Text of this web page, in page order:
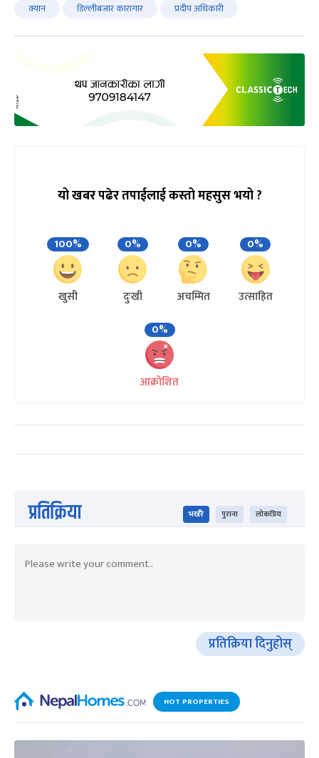
क्यान डिल्लीबजार कारागार प्रदीप अधिकारी
यो खबर पढेर तपाईलाई कस्तो महसुस भयो ?
100%
खुसी
0%
दुःखी
0%
अचम्मित
0%
उत्साहित
0%
आक्रोशित
प्रतिक्रिया भर्खरै पुराना लोकप्रिय
प्रतिक्रिया दिनुहोस्
HOT PROPERTIES